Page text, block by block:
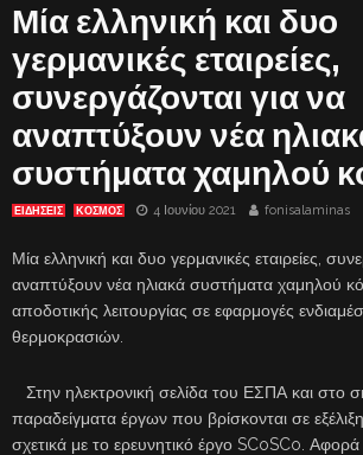
Μία ελληνική και δυο
γερμανικές εταιρείες,
συνεργάζονται για να
αναπτύξουν νέα
συστήματα χαμηλού
ΕΙΔΗΣΕΙΣ ΚΟΣΜΟΣ 4 Ιουνίου 2021 fonisalaminas
Μία ελληνική και δυο γερμανικές εταιρείες,
αναπτύξουν νέα ηλιακά συστήματα χαμηλού
αποδοτικής λειτουργίας σε εφαρμογές
θερμοκρασιών.
Στην ηλεκτρονική σελίδα του ΕΣΠΑ και στο
παραδείγματα έργων που βρίσκονται σε
σχετικά με το ερευνητικό έργο SCoSCo. Αφορά